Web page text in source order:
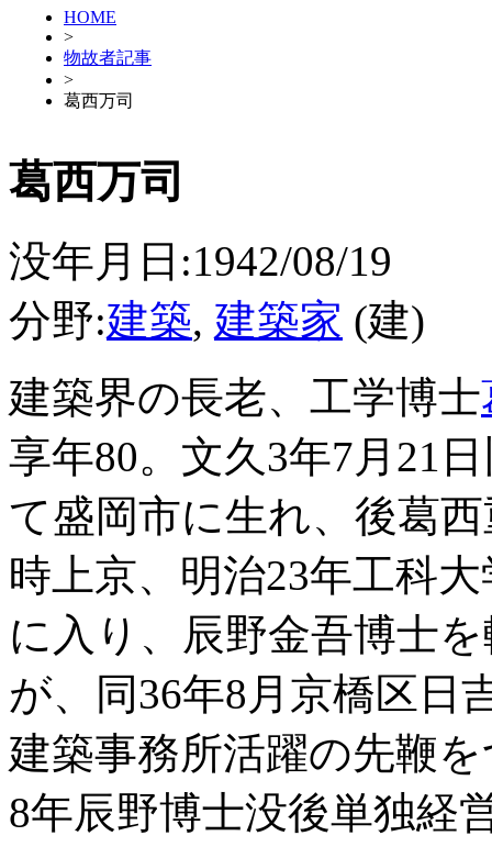
HOME
>
物故者記事
>
葛西万司
葛西万司
没年月日:1942/08/19
分野:建築, 建築家 (建)
建築界の長老、工学博士
享年80。文久3年7月21
て盛岡市に生れ、後葛
時上京、明治23年工科
に入り、辰野金吾博士
が、同36年8月京橋区日
建築事務所活躍の先鞭
8年辰野博士没後単独経